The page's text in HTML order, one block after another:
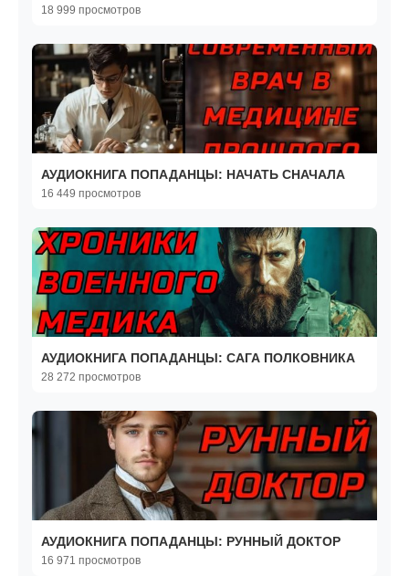
18 999 просмотров
АУДИОКНИГА ПОПАДАНЦЫ: НАЧАТЬ СНАЧАЛА
16 449 просмотров
АУДИОКНИГА ПОПАДАНЦЫ: САГА ПОЛКОВНИКА
28 272 просмотров
АУДИОКНИГА ПОПАДАНЦЫ: РУННЫЙ ДОКТОР
16 971 просмотров